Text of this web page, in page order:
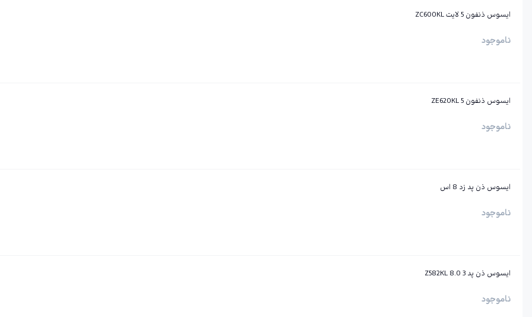
ایسوس ذنفون 5 لایت ZC600KL
ناموجود
ایسوس ذنفون 5 ZE620KL
ناموجود
ایسوس ذن پد زد 8 اس
ناموجود
ایسوس ذن پد 3 8.0 Z582KL
ناموجود